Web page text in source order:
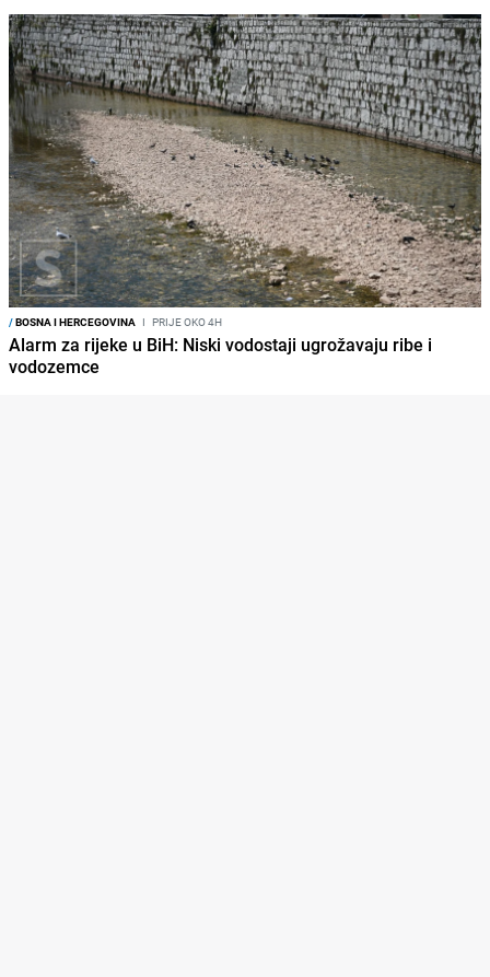
/BOSNA I HERCEGOVINA I PRIJE OKO 4H
Alarm za rijeke u BiH: Niski vodostaji ugrožavaju ribe i
vodozemce